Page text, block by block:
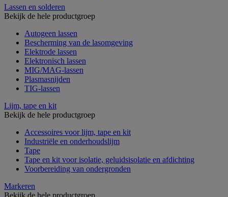
Lassen en solderen
Bekijk de hele productgroep
Autogeen lassen
Bescherming van de lasomgeving
Elektrode lassen
Elektronisch lassen
MIG/MAG-lassen
Plasmasnijden
TIG-lassen
Lijm, tape en kit
Bekijk de hele productgroep
Accessoires voor lijm, tape en kit
Industriële en onderhoudslijm
Tape
Tape en kit voor isolatie, geluidsisolatie en afdichting
Voorbereiding van ondergronden
Markeren
Bekijk de hele productgroep